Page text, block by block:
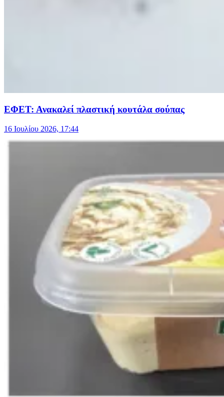
ΕΦΕΤ: Ανακαλεί πλαστική κουτάλα σούπας
16 Ιουλίου 2026, 17:44